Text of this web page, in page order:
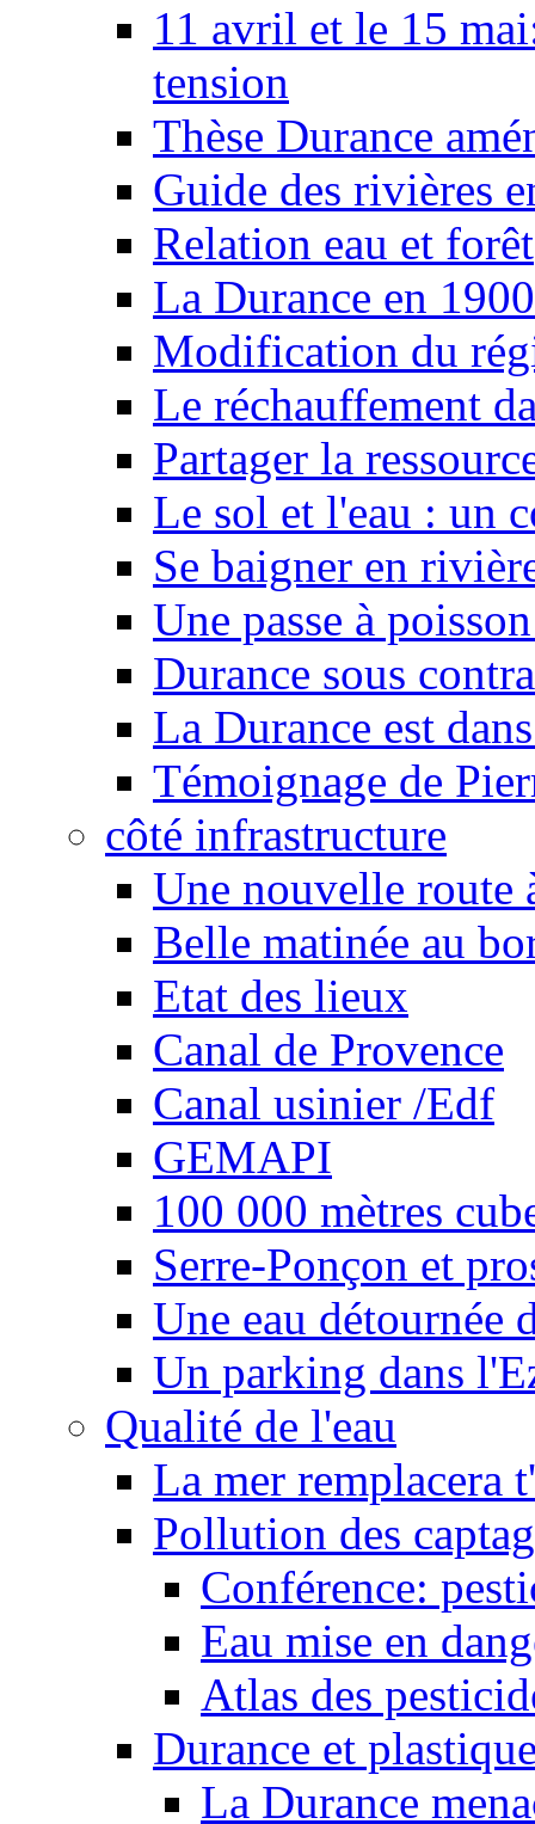
11 avril et le 15
tension
Thèse Durance
Guide des rivières
Relation eau et forêt
La Durance en 1900
Modification du
Le réchauffement
Partager la
Le sol et l'eau : un
Se baigner en
Une passe à
Durance sous
La Durance est
Témoignage de
côté infrastructure
Une nouvelle route
Belle matinée au
Etat des lieux
Canal de Provence
Canal usinier /Edf
GEMAPI
100 000 mètres
Serre-Ponçon et
Une eau détournée
Un parking dans
Qualité de l'eau
La mer remplacera
Pollution des
Conférence:
Eau mise en
Atlas des
Durance et
La Durance